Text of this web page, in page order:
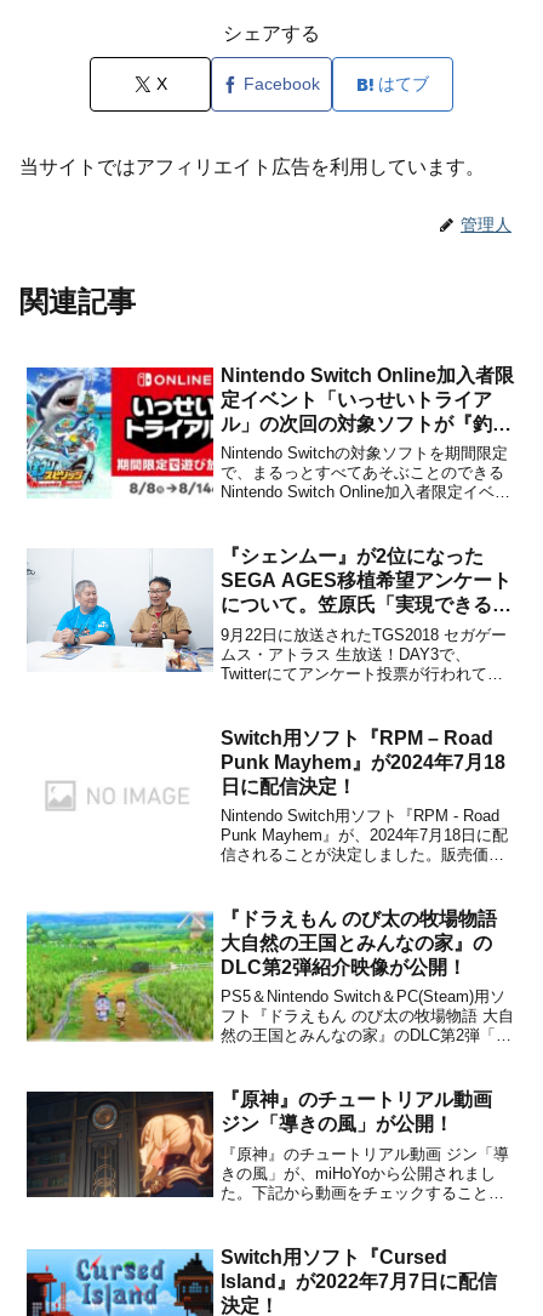
シェアする
X Facebook はてブ
当サイトではアフィリエイト広告を利用しています。
管理人
関連記事
Nintendo Switch Online加入者限
定イベント「いっせいトライア
ル」の次回の対象ソフトが『釣り
スピ』に決定！
Nintendo Switchの対象ソフトを期間限定
で、まるっとすべてあそぶことのできる
Nintendo Switch Online加入者限定イベン
ンメントの『釣りスピリッツ Nintendo
Switchバ...
『シェンムー』が2位になった
SEGA AGES移植希望アンケート
について。笠原氏「実現できるか
は分かりませんがファンの意見は
受け止めています。」
9月22日に放送されたTGS2018 セガゲー
ムス・アトラス 生放送！DAY3で、
Twitterにてアンケート投票が行われてい
ケートで2位になったのが、国内ではPS2
向けとして2018年11月22日に発...
Switch用ソフト『RPM – Road
Punk Mayhem』が2024年7月18
日に配信決定！
Nintendo Switch用ソフト『RPM - Road
Punk Mayhem』が、2024年7月18日に配
信されることが決定しました。販売価格
ら影響を受けた、世界滅亡後の荒野を舞
台とする弾幕アク...
『ドラえもん のび太の牧場物語
大自然の王国とみんなの家』の
DLC第2弾紹介映像が公開！
PS5＆Nintendo Switch＆PC(Steam)用ソ
フト『ドラえもん のび太の牧場物語 大自
然の王国とみんなの家』のDLC第2弾「虫
トから公開されました。下記から動画を
チェックすることができます。D...
『原神』のチュートリアル動画
ジン「導きの風」が公開！
『原神』のチュートリアル動画 ジン「導
きの風」が、miHoYoから公開されまし
た。下記から動画をチェックすることが
風」「身を捧げ尽くせ、これは『蒲公英
騎士』の歩むべき道だ」ナレーション
津田健次郎▼YouTu...
Switch用ソフト『Cursed
Island』が2022年7月7日に配信
決定！